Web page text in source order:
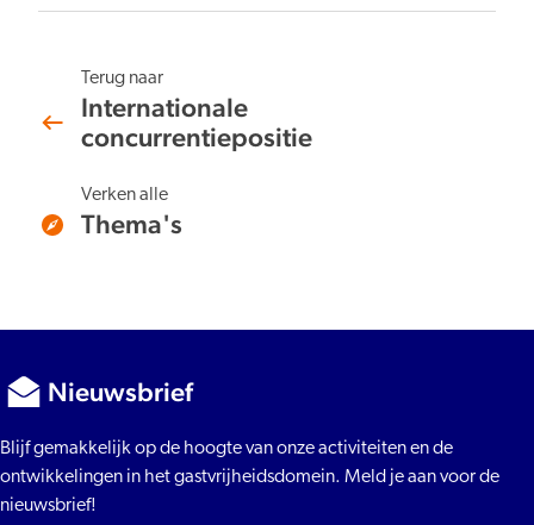
Terug naar
Internationale
concurrentiepositie
Verken alle
Thema's
Nieuwsbrief
Blijf gemakkelijk op de hoogte van onze activiteiten en de
ontwikkelingen in het gastvrijheidsdomein. Meld je aan voor de
nieuwsbrief!